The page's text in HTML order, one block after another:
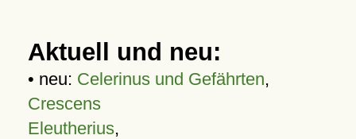
Aktuell und neu:
• neu: Celerinus und Gefährten,
Crescens
Eleutherius,